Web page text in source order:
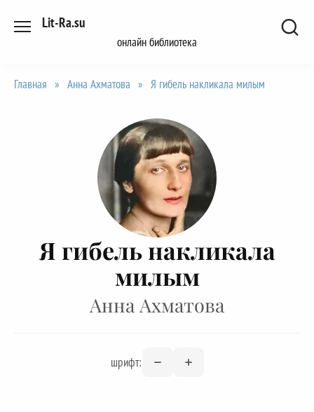
Lit-Ra.su
онлайн библиотека
Главная » Анна Ахматова » Я гибель накликала милым
Я гибель накликала
милым
Анна Ахматова
шрифт: